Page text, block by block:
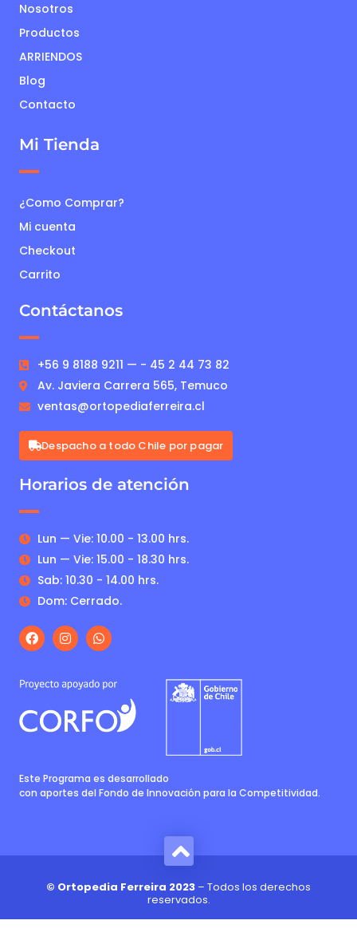
Nosotros
Productos
ARRIENDOS
Blog
Contacto
Mi Tienda
¿Como Comprar?
Mi cuenta
Checkout
Carrito
Contáctanos
+56 9 8188 9211 — - 45 2 44 73 82
Av. Javiera Carrera 565, Temuco
ventas@ortopediaferreira.cl
Despacho a todo Chile por pagar
Horarios de atención
Lun — Vie: 10.00 - 13.00 hrs.
Lun — Vie: 15.00 - 18.30 hrs.
Sab: 10.30 - 14.00 hrs.
Dom: Cerrado.
Este Programa es desarrollado
con aportes del Fondo de Innovación para la Competitividad.
© Ortopedia Ferreira 2023 – Todos los derechos
reservados.